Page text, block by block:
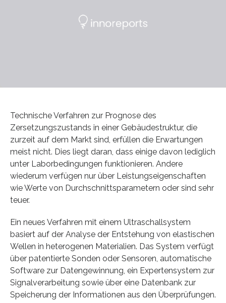
Technische Verfahren zur Prognose des
Zersetzungszustands in einer Gebäudestruktur, die
zurzeit auf dem Markt sind, erfüllen die Erwartungen
meist nicht. Dies liegt daran, dass einige davon lediglich
unter Laborbedingungen funktionieren. Andere
wiederum verfügen nur über Leistungseigenschaften
wie Werte von Durchschnittsparametern oder sind sehr
teuer.
Ein neues Verfahren mit einem Ultraschallsystem
basiert auf der Analyse der Entstehung von elastischen
Wellen in heterogenen Materialien. Das System verfügt
über patentierte Sonden oder Sensoren, automatische
Software zur Datengewinnung, ein Expertensystem zur
Signalverarbeitung sowie über eine Datenbank zur
Speicherung der Informationen aus den Überprüfungen.